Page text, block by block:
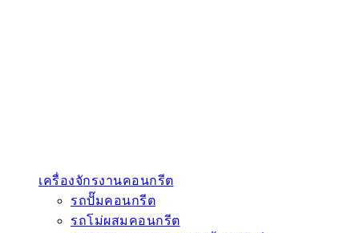
เครื่องจักรงานคอนกรีต
รถปั๊มคอนกรีต
รถโม่ผสมคอนกรีต